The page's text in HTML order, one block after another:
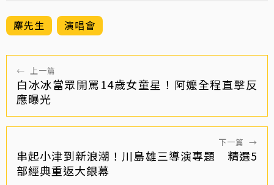
麋先生 演唱會
← 上一篇
白冰冰當眾開罵14歲女童星！阿嬤全程直擊反
應曝光
下一篇 →
串起小津到新浪潮！川島雄三導演專題 精選5
部經典重返大銀幕